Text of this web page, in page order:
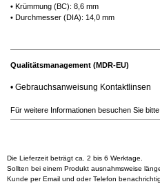
• Krümmung (BC): 8,6 mm
• Durchmesser (DIA): 14,0 mm
Qualitätsmanagement (MDR-EU)
• Gebrauchsanweisung Kontaktlinsen
Für weitere Informationen besuchen Sie
Die Lieferzeit beträgt ca. 2 bis 6 Werktage.
Sollten bei einem Produkt ausnahmsweise
Kunde per Email und oder Telefon